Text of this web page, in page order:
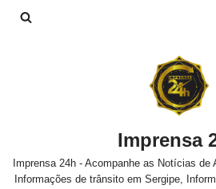
Imprensa
Imprensa 24h - Acompanhe as Notícias de
Informações de trânsito em Sergipe,